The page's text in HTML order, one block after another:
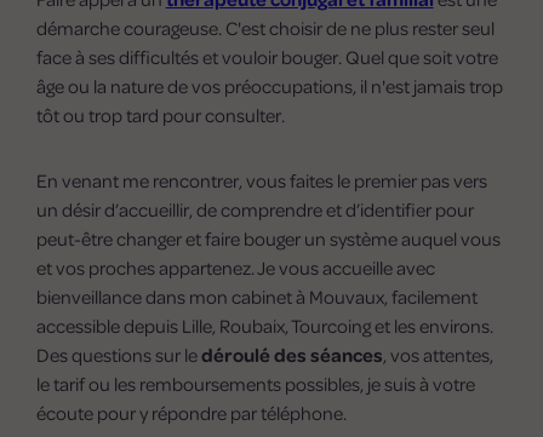
démarche courageuse. C'est choisir de ne plus rester seul
face à ses difficultés et vouloir bouger. Quel que soit votre
âge ou la nature de vos préoccupations, il n'est jamais trop
tôt ou trop tard pour consulter.
En venant me rencontrer, vous faites le premier pas vers
un désir d’accueillir, de comprendre et d’identifier pour
peut-être changer et faire bouger un système auquel vous
et vos proches appartenez. Je vous accueille avec
bienveillance dans mon cabinet à Mouvaux, facilement
accessible depuis Lille, Roubaix, Tourcoing et les environs.
Des questions sur ledéroulé des séances, vos attentes,
le tarif ou les remboursements possibles, je suis à votre
écoute pour y répondre par téléphone.